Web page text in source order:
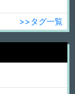
>>タグ一覧